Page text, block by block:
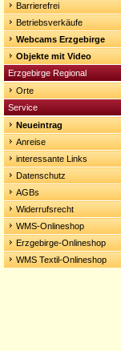
Barrierefrei
Betriebsverkäufe
Webcams Erzgebirge
Objekte mit Video
Erzgebirge Regional
Orte
Service
Neueintrag
Anreise
interessante Links
Datenschutz
AGBs
Widerrufsrecht
WMS-Onlineshop
Erzgebirge-Onlineshop
WMS Textil-Onlineshop